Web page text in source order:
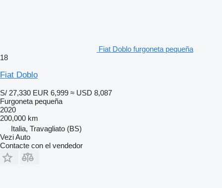
Fiat Doblo furgoneta pequeña
18
Fiat Doblo
S/ 27,330 EUR 6,999 ≈ USD 8,087
Furgoneta pequeña
2020
200,000 km
Italia, Travagliato (BS)
Vezi Auto
Contacte con el vendedor